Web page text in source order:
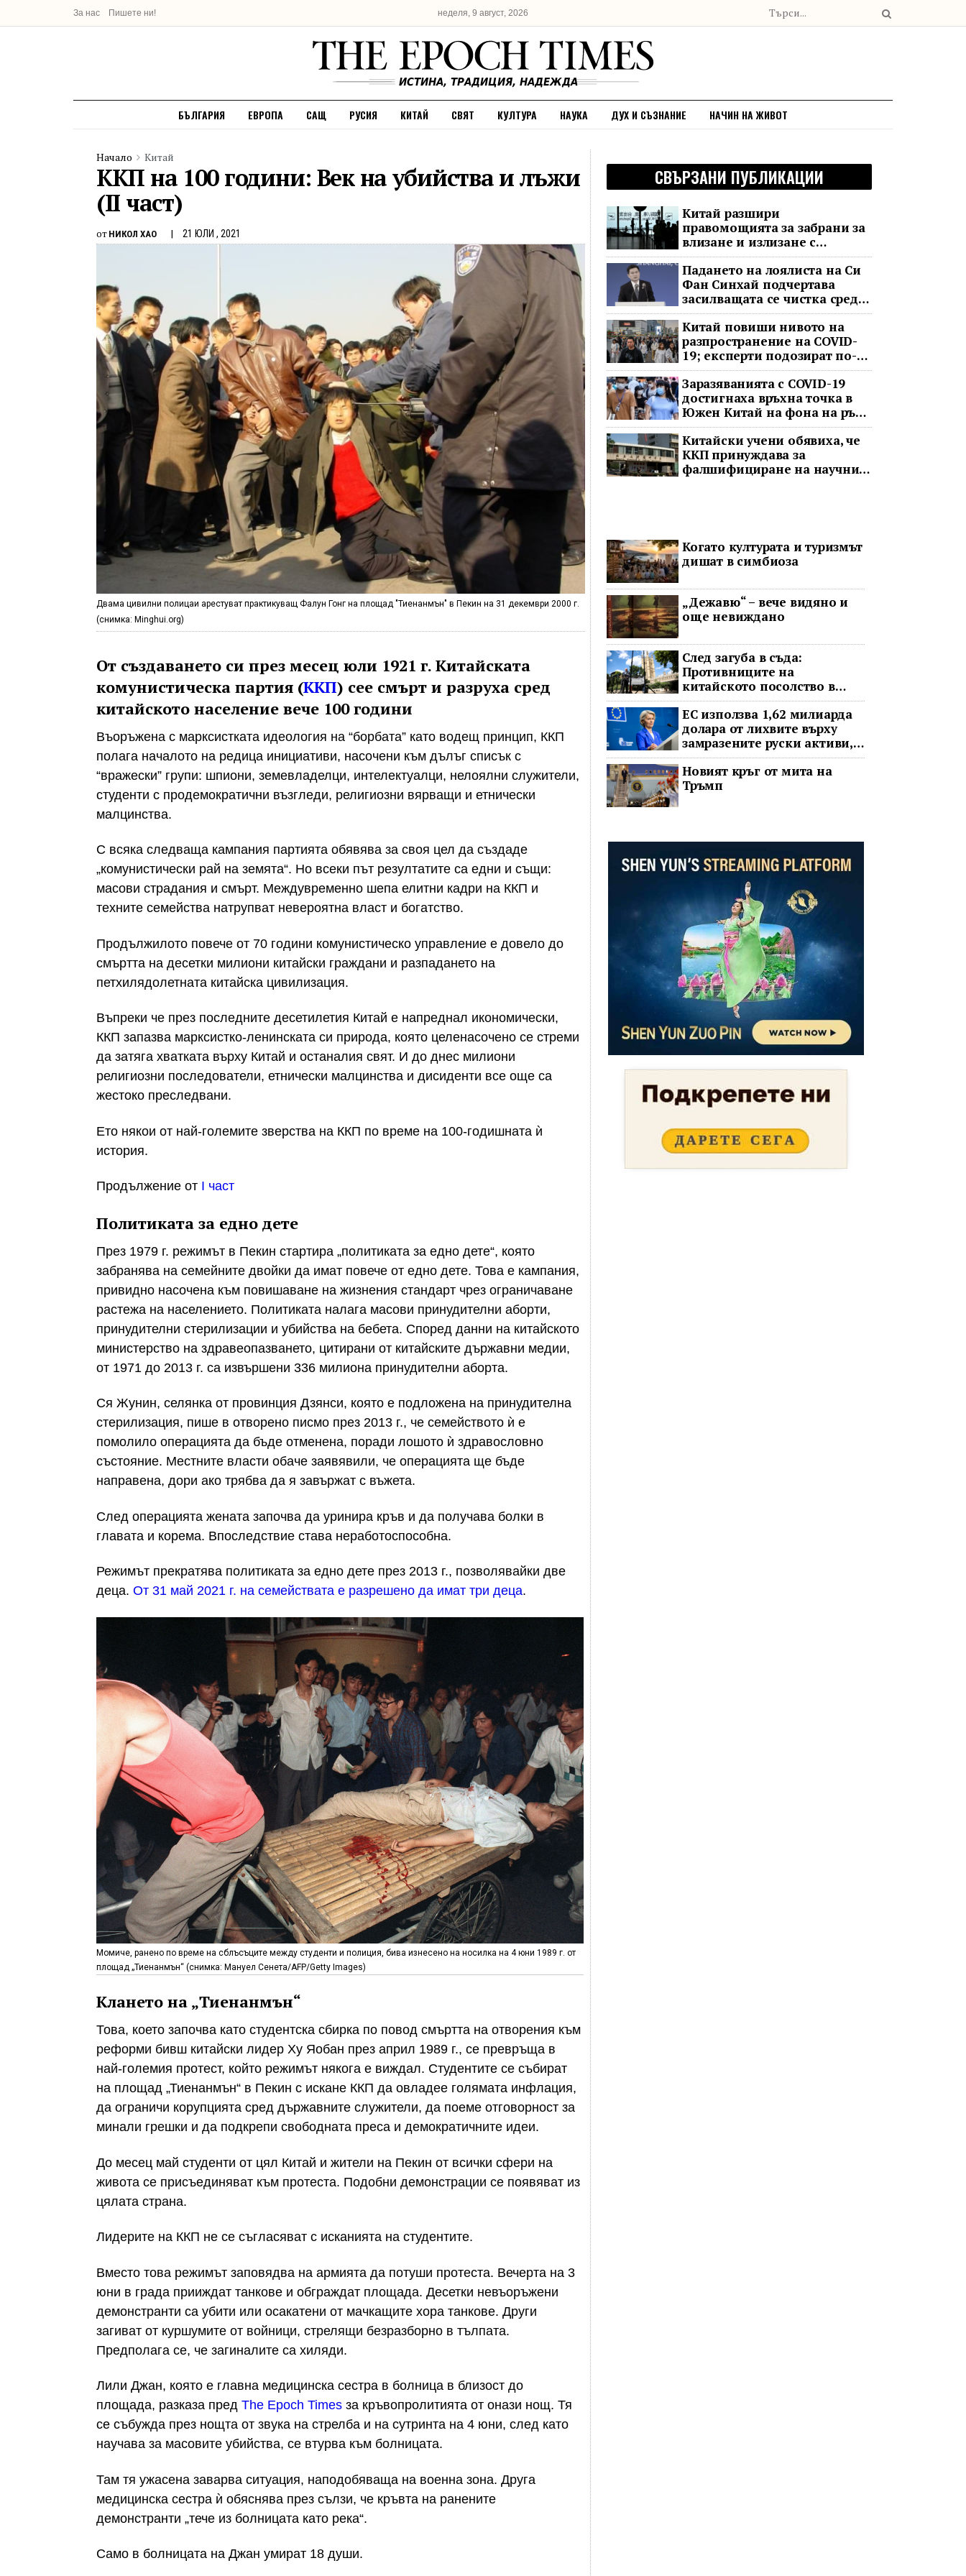
За нас Пишете ни! неделя, 9 август, 2026
БЪЛГАРИЯ ЕВРОПА САЩ РУСИЯ КИТАЙ СВЯТ КУЛТУРА НАУКА ДУХ И СЪЗНАНИЕ НАЧИН НА ЖИВОТ
Начало Китай
ККП на 100 години: Век на убийства и лъжи
(II част)
от НИКОЛ ХАО 21 ЮЛИ , 2021
Двама цивилни полицаи арестуват практикуващ Фалун Гонг на площад "Тиенанмън" в Пекин на 31 декември 2000 г.
(снимка: Minghui.org)
От създаването си през месец юли 1921 г. Китайската
комунистическа партия (ККП) сее смърт и разруха сред
китайското население вече 100 години
Въоръжена с марксистката идеология на “борбата” като водещ принцип, ККП
полага началото на редица инициативи, насочени към дълъг списък с
“вражески” групи: шпиони, земевладелци, интелектуалци, нелоялни служители,
студенти с продемократични възгледи, религиозни вярващи и етнически
малцинства.
С всяка следваща кампания партията обявява за своя цел да създаде
„комунистически рай на земята“. Но всеки път резултатите са едни и същи:
масови страдания и смърт. Междувременно шепа елитни кадри на ККП и
техните семейства натрупват невероятна власт и богатство.
Продължилото повече от 70 години комунистическо управление е довело до
смъртта на десетки милиони китайски граждани и разпадането на
петхилядолетната китайска цивилизация.
Въпреки че през последните десетилетия Китай е напреднал икономически,
ККП запазва марксистко-ленинската си природа, която целенасочено се стреми
да затяга хватката върху Китай и останалия свят. И до днес милиони
религиозни последователи, етнически малцинства и дисиденти все още са
жестоко преследвани.
Ето някои от най-големите зверства на ККП по време на 100-годишната ѝ
история.
Продължение от I част
Политиката за едно дете
През 1979 г. режимът в Пекин стартира „политиката за едно дете“, която
забранява на семейните двойки да имат повече от едно дете. Това е кампания,
привидно насочена към повишаване на жизнения стандарт чрез ограничаване
растежа на населението. Политиката налага масови принудителни аборти,
принудителни стерилизации и убийства на бебета. Според данни на китайското
министерство на здравеопазването, цитирани от китайските държавни медии,
от 1971 до 2013 г. са извършени 336 милиона принудителни аборта.
Ся Жунин, селянка от провинция Дзянси, която е подложена на принудителна
стерилизация, пише в отворено писмо през 2013 г., че семейството ѝ е
помолило операцията да бъде отменена, поради лошото ѝ здравословно
състояние. Местните власти обаче заявявили, че операцията ще бъде
направена, дори ако трябва да я завържат с въжета.
След операцията жената започва да уринира кръв и да получава болки в
главата и корема. Впоследствие става неработоспособна.
Режимът прекратява политиката за едно дете през 2013 г., позволявайки две
деца. От 31 май 2021 г. на семействата е разрешено да имат три деца.
Момиче, ранено по време на сблъсъците между студенти и полиция, бива изнесено на носилка на 4 юни 1989 г. от
площад „Тиенанмън“ (снимка: Мануел Сенета/AFP/Getty Images)
Клането на „Тиенанмън“
Това, което започва като студентска сбирка по повод смъртта на отворения към
реформи бивш китайски лидер Ху Яобан през април 1989 г., се превръща в
най-големия протест, който режимът някога е виждал. Студентите се събират
на площад „Тиенанмън“ в Пекин с искане ККП да овладее голямата инфлация,
да ограничи корупцията сред държавните служители, да поеме отговорност за
минали грешки и да подкрепи свободната преса и демократичните идеи.
До месец май студенти от цял Китай и жители на Пекин от всички сфери на
живота се присъединяват към протеста. Подобни демонстрации се появяват из
цялата страна.
Лидерите на ККП не се съгласяват с исканията на студентите.
Вместо това режимът заповядва на армията да потуши протеста. Вечерта на 3
юни в града прииждат танкове и обграждат площада. Десетки невъоръжени
демонстранти са убити или осакатени от мачкащите хора танкове. Други
загиват от куршумите от войници, стрелящи безразборно в тълпата.
Предполага се, че загиналите са хиляди.
Лили Джан, която е главна медицинска сестра в болница в близост до
площада, разказа пред The Epoch Times за кръвопролитията от онази нощ. Тя
се събужда през нощта от звука на стрелба и на сутринта на 4 юни, след като
научава за масовите убийства, се втурва към болницата.
Там тя ужасена заварва ситуация, наподобяваща на военна зона. Друга
медицинска сестра ѝ обяснява през сълзи, че кръвта на ранените
демонстранти „тече из болницата като река“.
Само в болницата на Джан умират 18 души.
СВЪРЗАНИ ПУБЛИКАЦИИ
Китай разшири
правомощията за забрани за
влизане и излизане с
всеобхватни нови правила
Падането на лоялиста на Си
Фан Синхай подчертава
засилващата се чистка сред
финансовия елит на Китай
Китай повиши нивото на
разпространение на COVID-
19; експерти подозират по-
тежка ситуация
Заразяванията с COVID-19
достигнаха връхна точка в
Южен Китай на фона на ръст
в цялата страна
Китайски учени обявиха, че
ККП принуждава за
фалшифициране на научни
Когато културата и туризмът
дишат в симбиоза
„Дежавю“ – вече видяно и
още невиждано
След загуба в съда:
Противниците на
китайското посолство в
Лондон обжалват
ЕС използва 1,62 милиарда
долара от лихвите върху
замразените руски активи,
за да подкрепи Украйна
Новият кръг от мита на
Тръмп